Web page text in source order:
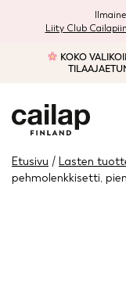
Liity Club Cailapiin
KOKO
Etusivu / Lasten
pehmolenkkisetti,